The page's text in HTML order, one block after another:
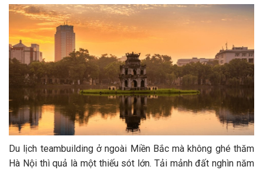
Du lịch teambuilding ở ngoài Miền Bắc mà không ghé thăm
Hà Nội thì quả là một thiếu sót lớn. Tải mảnh đất nghìn năm